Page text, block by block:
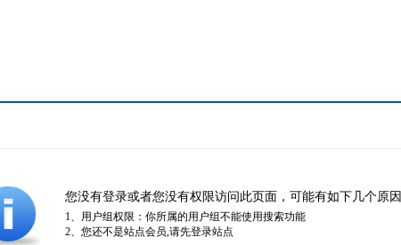
您没有登录或者您没有权限访问此页面，可能有如下几个原因
1、用户组权限：你所属的用户组不能使用搜索功能
2、您还不是站点会员,请先登录站点